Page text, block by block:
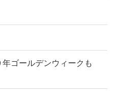
ゴールデンウィークも